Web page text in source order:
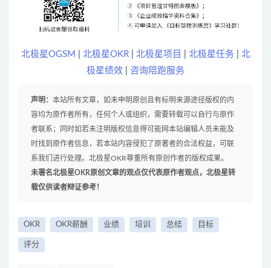
北极星OGSM 北极星OKR| 北极星项目 北极星任务
北
极星绩效
咨询陪跑服务
声明： 本站所有文章，如未申明原创且有标明来源途径版权的内
容均为原作者所有，任何个人或组织，需要转载可以自行与原作
者联系；同时如若未注明版权信息得可能网本站编辑人员未能及
时找到原作者信息，若本站内容侵犯了原著者的合法权益，可联
系我们进行处理。北极星OKR尊重所有原创作者的版权成果。
未署名北极星OKR原创文章的观点仅代表原作者观点，北极星转
载仅供读者辩证参考！
OKR OKR薪酬 业绩 培训 总结 目标
评分